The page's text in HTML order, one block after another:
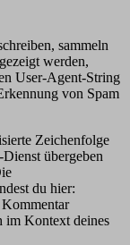
sammeln
werden,
User-Agent-String
von Spam
Zeichenfolge
übergeben
du hier:
im Kontext deines